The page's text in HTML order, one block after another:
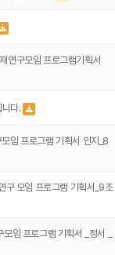
연구모임 프로그램기획서
니다.
임 프로그램 기획서 인지_8
구 모임 프로그램 기획서_9조
임 프로그램 기획서 _정서 _